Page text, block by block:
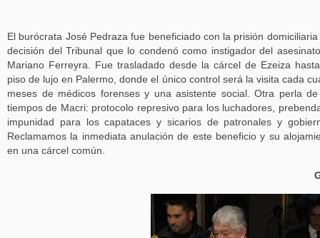
El burócrata José Pedraza fue beneficiado con la prisión domiciliaria
decisión del Tribunal que lo condenó como instigador del
Mariano Ferreyra. Fue trasladado desde la cárcel de Ezeiza
piso de lujo en Palermo, donde el único control será la visita cada
meses de médicos forenses y una asistente social. Otra perla
tiempos de Macri: protocolo represivo para los luchadores,
impunidad para los capataces y sicarios de patronales y
Reclamamos la inmediata anulación de este beneficio y su
en una cárcel común.